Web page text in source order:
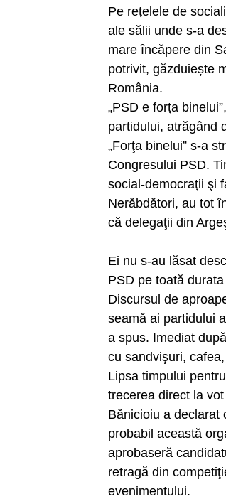
Pe rețelele de
ale sălii unde s-a
mare încăpere din
potrivit, găzduiește
România.
„PSD e forţa
partidului, atrăgând
„Forţa binelui” s-a
Congresului PSD.
social-democraţii şi
Nerăbdători, au tot
că delegaţii din
Ei nu s-au lăsat
PSD pe toată
Discursul de
seamă ai partidului
a spus. Imediat
cu sandvişuri,
Lipsa timpului
trecerea direct la
Bănicioiu a declarat
probabil această
aprobaseră
retragă din
evenimentului.